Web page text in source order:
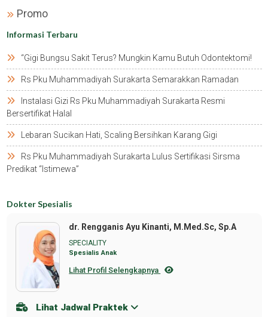
Promo
Informasi Terbaru
“gigi Bungsu Sakit Terus? Mungkin Kamu Butuh Odontektomi!
Rs Pku Muhammadiyah Surakarta Semarakkan Ramadan
Instalasi Gizi Rs Pku Muhammadiyah Surakarta Resmi
Bersertifikat Halal
Lebaran Sucikan Hati, Scaling Bersihkan Karang Gigi
Rs Pku Muhammadiyah Surakarta Lulus Sertifikasi Sirsma
Predikat “istimewa”
Dokter Spesialis
dr. Rengganis Ayu Kinanti, M.Med.Sc, Sp.A
SPECIALITY
Spesialis Anak
Lihat Profil Selengkapnya
Lihat Jadwal Praktek